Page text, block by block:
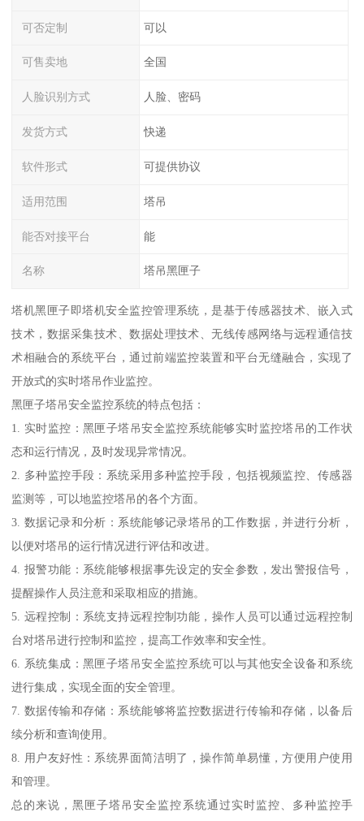
可否定制 可以
可售卖地 全国
人脸识别方式 人脸、密码
发货方式 快递
软件形式 可提供协议
适用范围 塔吊
能否对接平台 能
名称 塔吊黑匣子
塔机黑匣子即塔机安全监控管理系统，是基于传感器技术、嵌入式
技术，数据采集技术、数据处理技术、无线传感网络与远程通信技
术相融合的系统平台，通过前端监控装置和平台无缝融合，实现了
开放式的实时塔吊作业监控。
黑匣子塔吊安全监控系统的特点包括：
1. 实时监控：黑匣子塔吊安全监控系统能够实时监控塔吊的工作状
态和运行情况，及时发现异常情况。
2. 多种监控手段：系统采用多种监控手段，包括视频监控、传感器
监测等，可以地监控塔吊的各个方面。
3. 数据记录和分析：系统能够记录塔吊的工作数据，并进行分析，
以便对塔吊的运行情况进行评估和改进。
4. 报警功能：系统能够根据事先设定的安全参数，发出警报信号，
提醒操作人员注意和采取相应的措施。
5. 远程控制：系统支持远程控制功能，操作人员可以通过远程控制
台对塔吊进行控制和监控，提高工作效率和安全性。
6. 系统集成：黑匣子塔吊安全监控系统可以与其他安全设备和系统
进行集成，实现全面的安全管理。
7. 数据传输和存储：系统能够将监控数据进行传输和存储，以备后
续分析和查询使用。
8. 用户友好性：系统界面简洁明了，操作简单易懂，方便用户使用
和管理。
总的来说，黑匣子塔吊安全监控系统通过实时监控、多种监控手